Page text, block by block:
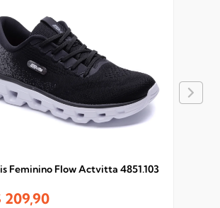
Feminino Flow Actvitta 4851.103
209,90